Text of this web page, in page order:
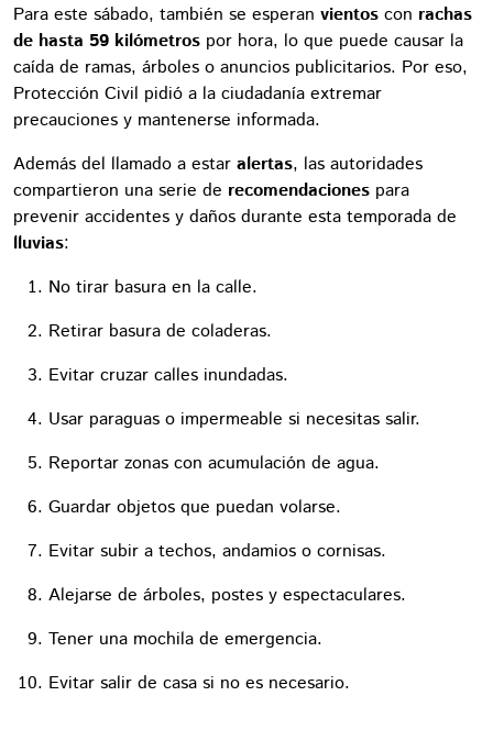
Para este sábado, también se esperan vientos con rachas
de hasta 59 kilómetros por hora, lo que puede causar la
caída de ramas, árboles o anuncios publicitarios. Por eso,
Protección Civil pidió a la ciudadanía extremar
precauciones y mantenerse informada.
Además del llamado a estar alertas, las autoridades
compartieron una serie de recomendaciones para
prevenir accidentes y daños durante esta temporada de
lluvias:
No tirar basura en la calle.
Retirar basura de coladeras.
Evitar cruzar calles inundadas.
Usar paraguas o impermeable si necesitas salir.
Reportar zonas con acumulación de agua.
Guardar objetos que puedan volarse.
Evitar subir a techos, andamios o cornisas.
Alejarse de árboles, postes y espectaculares.
Tener una mochila de emergencia.
Evitar salir de casa si no es necesario.